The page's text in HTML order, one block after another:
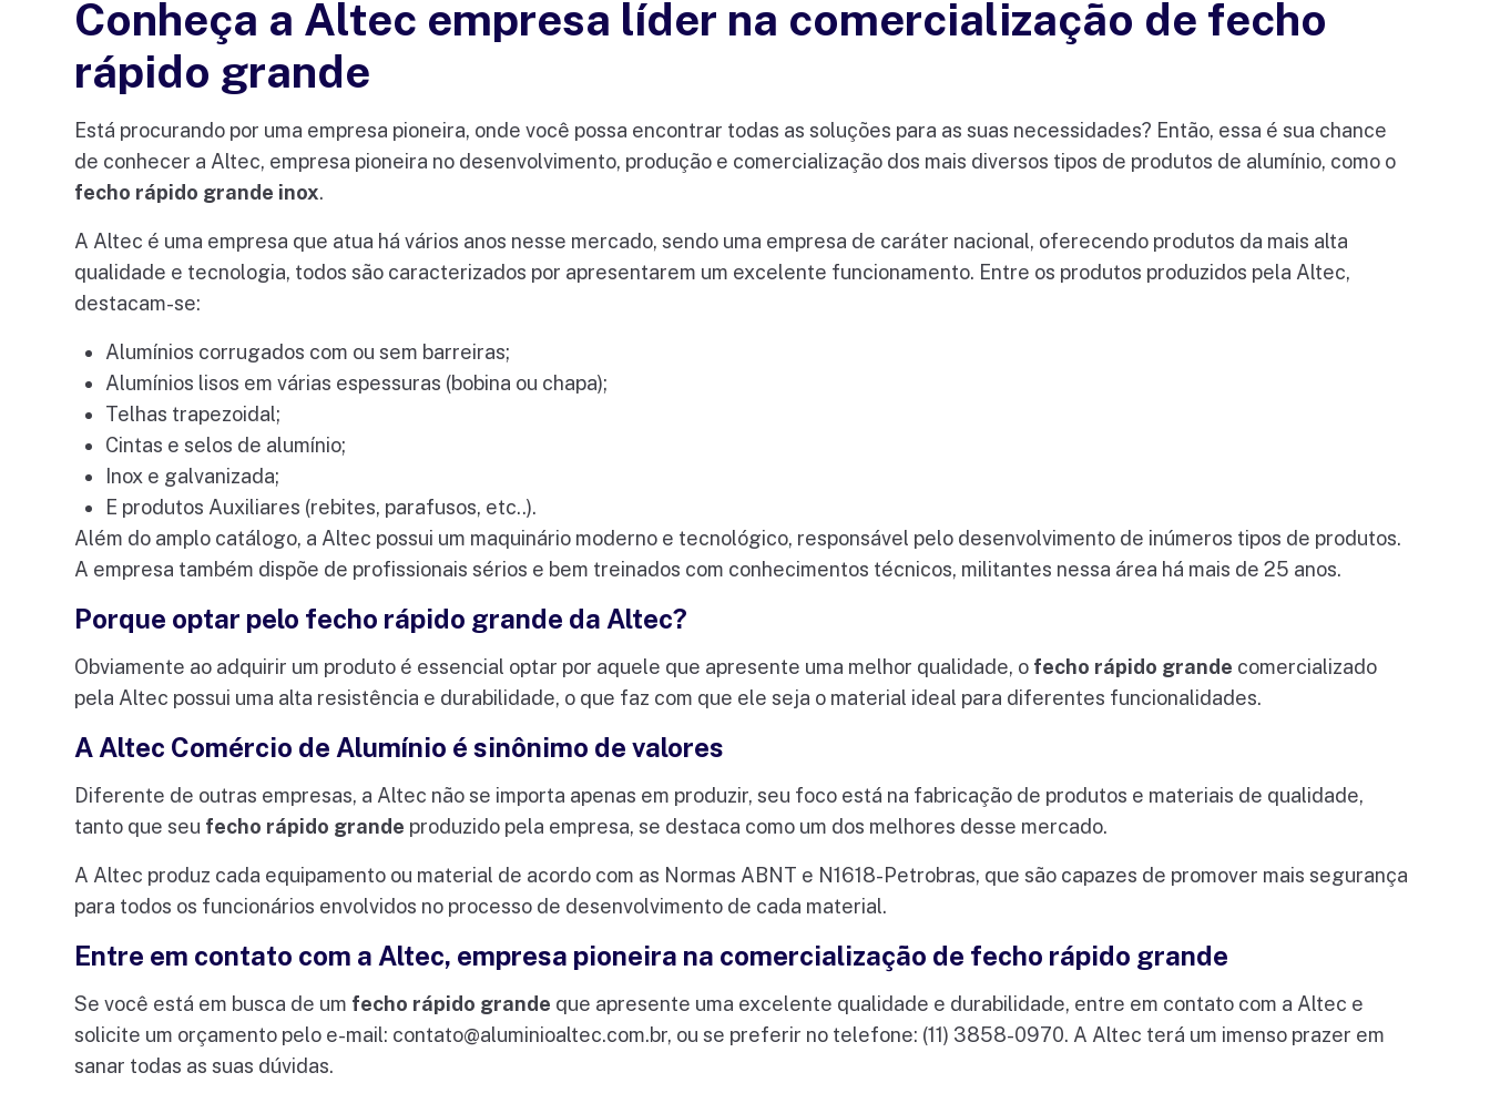
Conheça a Altec empresa líder na comercialização de fecho
rápido grande
Está procurando por uma empresa pioneira, onde você possa encontrar todas as soluções para as suas necessidades? Então, essa é sua chance
de conhecer a Altec, empresa pioneira no desenvolvimento, produção e comercialização dos mais diversos tipos de produtos de alumínio, como o
fecho rápido grande inox.
A Altec é uma empresa que atua há vários anos nesse mercado, sendo uma empresa de caráter nacional, oferecendo produtos da mais alta
qualidade e tecnologia, todos são caracterizados por apresentarem um excelente funcionamento. Entre os produtos produzidos pela Altec,
destacam-se:
Alumínios corrugados com ou sem barreiras;
Alumínios lisos em várias espessuras (bobina ou chapa);
Telhas trapezoidal;
Cintas e selos de alumínio;
Inox e galvanizada;
E produtos Auxiliares (rebites, parafusos, etc..).
Além do amplo catálogo, a Altec possui um maquinário moderno e tecnológico, responsável pelo desenvolvimento de inúmeros tipos de produtos.
A empresa também dispõe de profissionais sérios e bem treinados com conhecimentos técnicos, militantes nessa área há mais de 25 anos.
Porque optar pelo fecho rápido grande da Altec?
Obviamente ao adquirir um produto é essencial optar por aquele que apresente uma melhor qualidade, o fecho rápido grande comercializado
pela Altec possui uma alta resistência e durabilidade, o que faz com que ele seja o material ideal para diferentes funcionalidades.
A Altec Comércio de Alumínio é sinônimo de valores
Diferente de outras empresas, a Altec não se importa apenas em produzir, seu foco está na fabricação de produtos e materiais de qualidade,
tanto que seu fecho rápido grande produzido pela empresa, se destaca como um dos melhores desse mercado.
A Altec produz cada equipamento ou material de acordo com as Normas ABNT e N1618-Petrobras, que são capazes de promover mais segurança
para todos os funcionários envolvidos no processo de desenvolvimento de cada material.
Entre em contato com a Altec, empresa pioneira na comercialização de fecho rápido grande
Se você está em busca de um fecho rápido grande que apresente uma excelente qualidade e durabilidade, entre em contato com a Altec e
solicite um orçamento pelo e-mail: contato@aluminioaltec.com.br, ou se preferir no telefone: (11) 3858-0970. A Altec terá um imenso prazer em
sanar todas as suas dúvidas.